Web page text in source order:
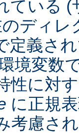
ている
ディ
定義さ
境変数
性に対
に正規
考慮さ